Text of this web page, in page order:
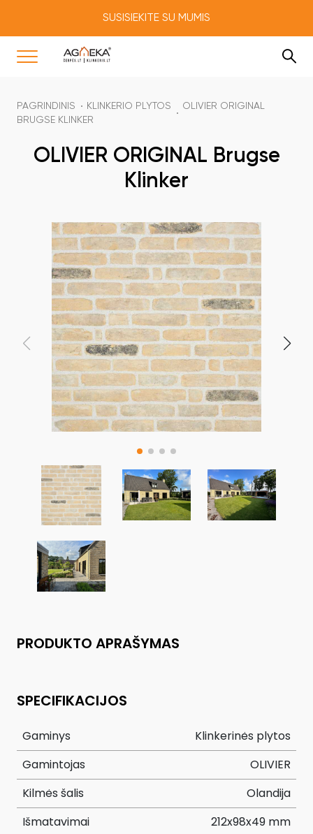
SUSISIEKITE SU MUMIS
PAGRINDINIS KLINKERIO PLYTOS
OLIVIER ORIGINAL
BRUGSE KLINKER
OLIVIER ORIGINAL Brugse
Klinker
PRODUKTO APRAŠYMAS
SPECIFIKACIJOS
Gaminys
Klinkerinės plytos
Gamintojas
OLIVIER
Kilmės šalis
Olandija
Išmatavimai
212x98x49 mm